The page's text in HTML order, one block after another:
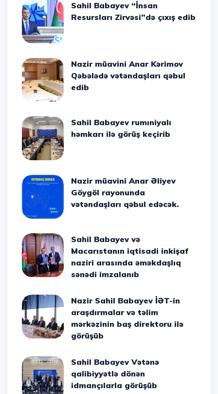
Sahil Babayev “İnsan
Resursları Zirvəsi”də çıxış edib
Nazir müavini Anar Kərimov
Qəbələdə vətəndaşları qəbul
edib
Sahil Babayev rumıniyalı
həmkarı ilə görüş keçirib
Nazir müavini Anar Əliyev
Göygöl rayonunda
vətəndaşları qəbul edəcək.
Sahil Babayev və
Macarıstanın iqtisadi inkişaf
naziri arasında əməkdaşlıq
sənədi imzalanıb
Nazir Sahil Babayev İƏT-in
araşdırmalar və təlim
mərkəzinin baş direktoru ilə
görüşüb
Sahil Babayev Vətənə
qalibiyyətlə dönən
idmançılarla görüşüb